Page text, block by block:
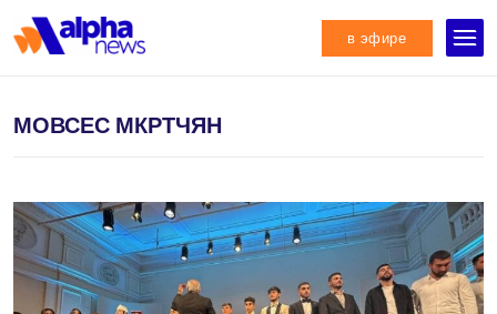
в эфире
МОВСЕС МКРТЧЯН